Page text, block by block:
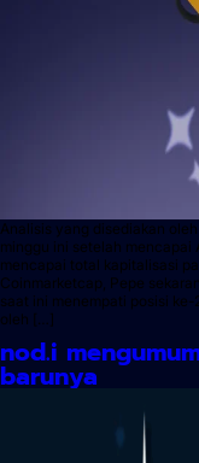
Analisis yang disediakan
minggu ini setelah mencapai
mencapai total kapitalisasi
Coinmarketcap, Pepe
saat ini menempati posisi
oleh […]
nod.i
barunya